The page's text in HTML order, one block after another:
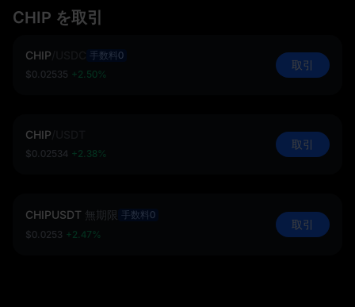
CHIP を取引
CHIP
手数料0
$0.02535 +2.50%
取引
CHIP
$0.02534 +2.38%
取引
CHIPUSDT 無期限 手数料0
$0.0253 +2.47%
取引